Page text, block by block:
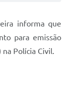
informa que
para emissão
Polícia Civil.